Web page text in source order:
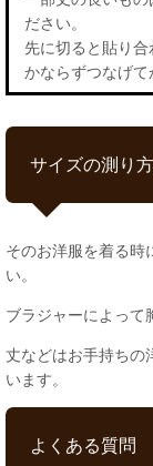
ださい。
先に切ると貼り合
かならずつなげて
サイズの測り
そのお洋服を着る時
い。
ブラジャーによって
丈などはお手持ちの
います。
よくある質問